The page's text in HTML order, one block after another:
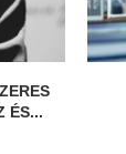
ÉS...